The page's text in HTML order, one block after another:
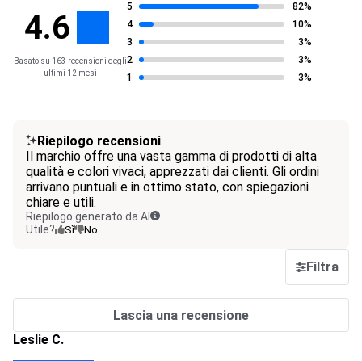
4.6
Basato su 163 recensioni degli
ultimi 12 mesi
5
82%
4
10%
3
3%
2
3%
1
3%
Riepilogo recensioni
Il marchio offre una vasta gamma di prodotti di alta
qualità e colori vivaci, apprezzati dai clienti. Gli ordini
arrivano puntuali e in ottimo stato, con spiegazioni
chiare e utili.
Riepilogo generato da AI
Utile?
Sì No
Filtra
Lascia una recensione
Leslie C.